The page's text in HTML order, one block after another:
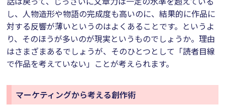
し、人物造形や物語の完成度も高いのに、結果的に作品に
対する反響が薄いというのはよくあることです。というよ
り、そのほうが多いのが現実というものでしょうか。理由
はさまざまあるでしょうが、そのひとつとして「読者目線
で作品を考えていない」ことが考えられます。
マーケティングから考える創作術